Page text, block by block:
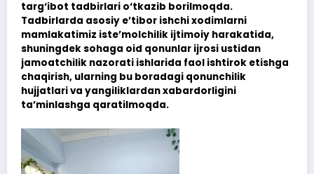
targ‘ibot tadbirlari o‘tkazib borilmoqda.
Tadbirlarda asosiy e’tibor ishchi xodimlarni
mamlakatimiz iste’molchilik ijtimoiy harakatida,
shuningdek sohaga oid qonunlar ijrosi ustidan
jamoatchilik nazorati ishlarida faol ishtirok etishga
chaqirish, ularning bu boradagi qonunchilik
hujjatlari va yangiliklardan xabardorligini
ta’minlashga qaratilmoqda.